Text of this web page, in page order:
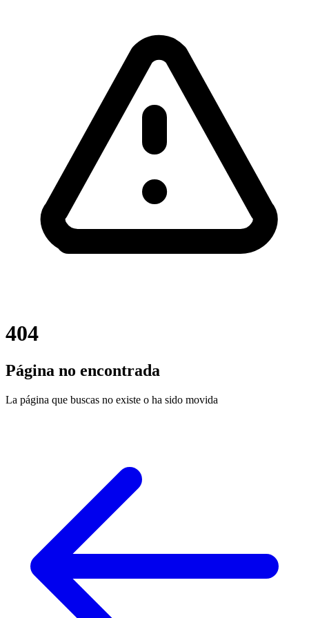
404
Página no encontrada
La página que buscas no existe o ha sido movida